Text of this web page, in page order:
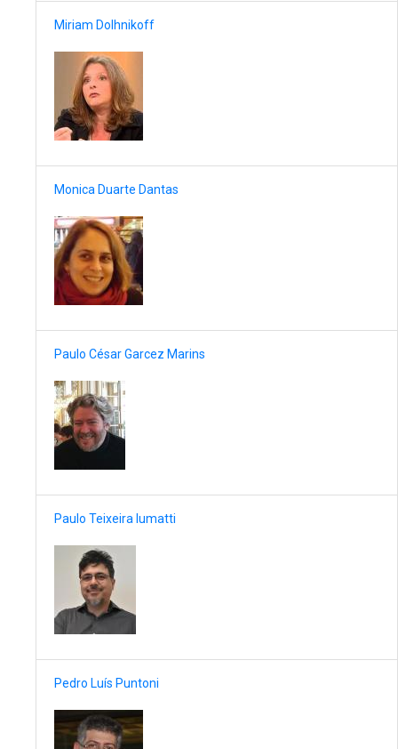
Miriam Dolhnikoff
Monica Duarte Dantas
Paulo César Garcez Marins
Paulo Teixeira Iumatti
Pedro Luís Puntoni